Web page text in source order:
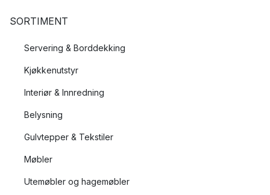
SORTIMENT
Servering & Borddekking
Kjøkkenutstyr
Interiør & Innredning
Belysning
Gulvtepper & Tekstiler
Møbler
Utemøbler og hagemøbler